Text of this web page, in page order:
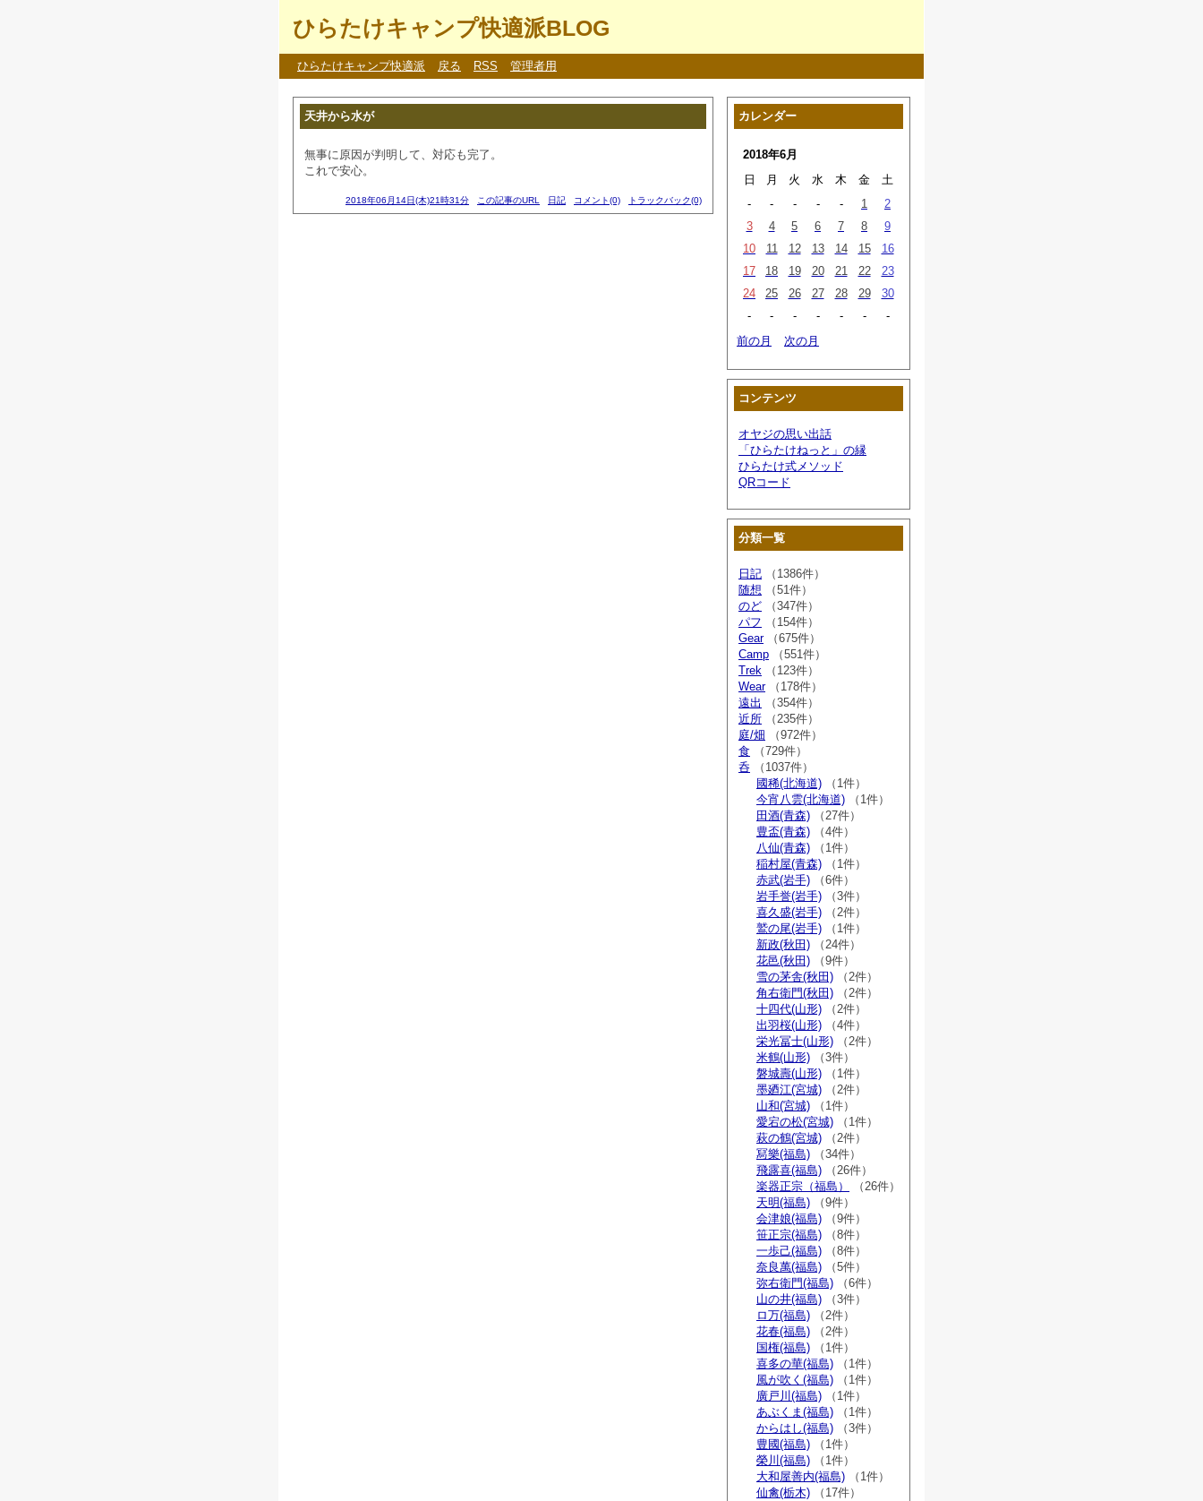
ひらたけキャンプ快適派BLOG
ひらたけキャンプ快適派 戻る RSS 管理者用
天井から水が
無事に原因が判明して、対応も完了。
これで安心。
2018年06月14日(木)21時31分 この記事のURL 日記 コメント(0) トラックバック(0)
カレンダー
2018年6月
日
月 火 水 木 金
土
-
- - - - 1
2
3
4 5 6 7 8
9
10
11 12 13 14 15
16
17
18 19 20 21 22
23
24
25 26 27 28 29
30
-
- - - - -
-
前の月
次の月
コンテンツ
オヤジの思い出話
「ひらたけねっと」の縁
ひらたけ式メソッド
QRコード
分類一覧
日記 （1386件）
随想 （51件）
のど （347件）
パフ （154件）
Gear（675件）
Camp （551件）
Trek （123件）
Wear（178件）
遠出
（354件）
近所 （235件）
庭/畑 （972件）
食 （729件）
呑 （1037件）
國稀(北海道) （1件）
今宵八雲(北海道) （1件）
田酒(青森) （27件）
豊盃(青森) （4件）
八仙(青森) （1件）
稲村屋(青森) （1件）
赤武(岩手) （6件）
岩手誉(岩手) （3件）
喜久盛(岩手) （2件）
鷲の尾(岩手) （1件）
新政(秋田) （24件）
花邑(秋田) （9件）
雪の茅舎(秋田) （2件）
角右衛門(秋田) （2件）
十四代(山形) （2件）
出羽桜(山形) （4件）
栄光冨士(山形) （2件）
米鶴(山形) （3件）
磐城壽(山形) （1件）
墨廼江(宮城) （2件）
山和(宮城) （1件）
愛宕の松(宮城) （1件）
萩の鶴(宮城) （2件）
冩樂(福島) （34件）
飛露喜(福島) （26件）
楽器正宗（福島）
（26件）
天明(福島) （9件）
会津娘(福島) （9件）
笹正宗(福島) （8件）
一歩己(福島) （8件）
奈良萬(福島) （5件）
弥右衛門(福島) （6件）
山の井(福島) （3件）
ロ万(福島) （2件）
花春(福島) （2件）
国権(福島) （1件）
喜多の華(福島) （1件）
風が吹く(福島) （1件）
廣戸川(福島) （1件）
あぶくま(福島) （1件）
からはし(福島) （3件）
豊國(福島) （1件）
榮川(福島) （1件）
大和屋善内(福島) （1件）
仙禽(栃木) （17件）